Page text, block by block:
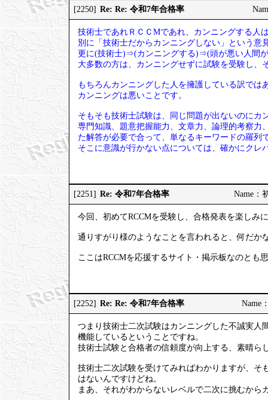
[2250] Re: Re: 令和7年合格率
技術士であれＲＣＣМであれ、カンニングする人
別に「技術士だからカンニングしない」という意
更に(技術士)⇒(カンニングする)⇒(頭が悪い人間
大多数の方は、カンニングせずに試験を受験し、
もちろんカンニングした人を擁護している訳では
カンニングは悪いことです。
そもそも技術士試験は、同じ問題が出ないのにカ
専門知識、題意把握能力、文章力、論理的考察力
た解答が必要で合って、単なるキーワードの羅列
そこに意識が行かない点については、確かにクレ
[2251] Re: 令和7年合格率 Name：
今回、初めてRCCMを受験し、合格発表を楽しみ
通りすがり様のようなことを言われると、何だか
ここはRCCMを応援するサイト・掲示板なのとも
[2252] Re: Re: 令和7年合格率 Name
つまり技術士二次試験はカンニングした不誠実人
機能しているということですね。
技術士試験と合格者の信頼度が向上する、素晴ら
技術士二次試験を受けてみればわかりますが、そ
はないんですけどね。
まあ、それがわからないレベルで二次に挑むから